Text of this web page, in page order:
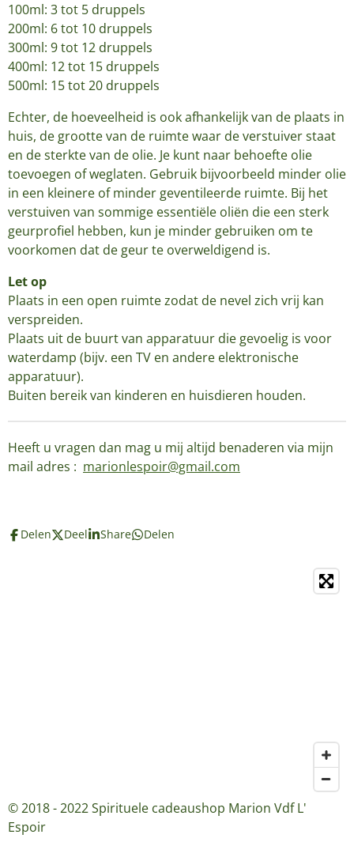
100ml: 3 tot 5 druppels
200ml: 6 tot 10 druppels
300ml: 9 tot 12 druppels
400ml: 12 tot 15 druppels
500ml: 15 tot 20 druppels
Echter, de hoeveelheid is ook afhankelijk van de plaats in
huis, de grootte van de ruimte waar de verstuiver staat
en de sterkte van de olie. Je kunt naar behoefte olie
toevoegen of weglaten. Gebruik bijvoorbeeld minder olie
in een kleinere of minder geventileerde ruimte. Bij het
verstuiven van sommige essentiële oliën die een sterk
geurprofiel hebben, kun je minder gebruiken om te
voorkomen dat de geur te overweldigend is.
Let op
Plaats in een open ruimte zodat de nevel zich vrij kan
verspreiden.
Plaats uit de buurt van apparatuur die gevoelig is voor
waterdamp (bijv. een TV en andere elektronische
apparatuur).
Buiten bereik van kinderen en huisdieren houden.
Heeft u vragen dan mag u mij altijd benaderen via mijn
mail adres : marionlespoir@gmail.com
Delen Deel Share Delen
© 2018 - 2022 Spirituele cadeaushop Marion Vdf L'
Espoir